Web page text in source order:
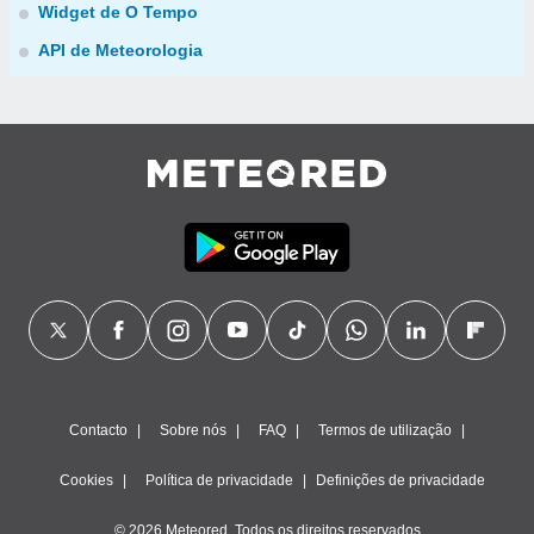
Widget de O Tempo
API de Meteorologia
Contacto Sobre nós FAQ Termos de utilização
Cookies Política de privacidade Definições de privacidade
© 2026 Meteored. Todos os direitos reservados